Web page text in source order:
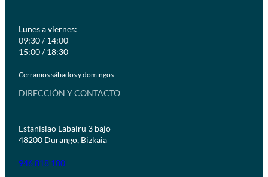
Lunes a viernes:
09:30 / 14:00
15:00 / 18:30
Cerramos sábados y domingos
DIRECCIÓN Y CONTACTO
Estanislao Labairu 3 bajo
48200 Durango, Bizkaia
946 818 100